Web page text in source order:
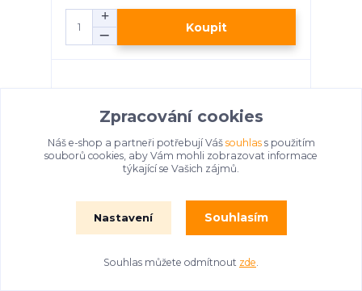
Koupit
Zpracování cookies
Náš e-shop a partneři potřebují Váš souhlass použitím
souborů cookies, aby Vám mohli zobrazovat informace
týkající se Vašich zájmů.
Nastavení Souhlasím
Souhlas můžete odmítnout zde